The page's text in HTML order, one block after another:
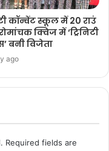
कॉन्वेंट स्कूल में 20 राउं
क्विज में ‘ट्रिनिटी
बनी विजेता
ago
Required fields are